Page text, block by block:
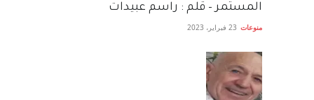
المستمر – قلم : راسم عبيدات
منوعات 23 فبراير، 2023